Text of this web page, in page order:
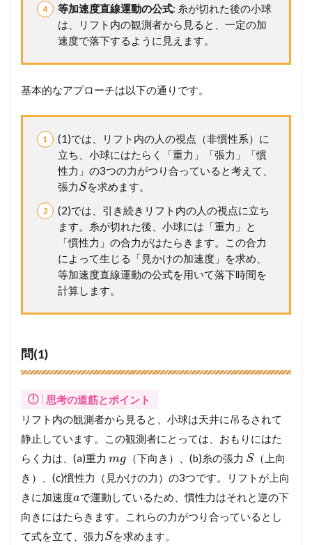
等加速度直線運動の公式: 糸が切れた後の小球
は、リフト内の観測者から見ると、一定の加
速度で落下するように見えます。
基本的なアプローチは以下の通りです。
(1)では、リフト内の人の視点（非慣性系）に
立ち、小球にはたらく「重力」「張力」「慣
性力」の3つの力がつり合っていると考えて、
張力Sを求めます。
(2)では、引き続きリフト内の人の視点に立ち
ます。糸が切れた後、小球には「重力」と
「慣性力」の合力がはたらきます。この合力
によって生じる「見かけの加速度」を求め、
等加速度直線運動の公式を用いて落下時間を
計算します。
問(1)
思考の道筋とポイント
リフト内の観測者から見ると、小球は天井に吊るされて
静止しています。この観測者にとっては、おもりにはた
らく力は、(a)重力 mg （下向き）、(b)糸の張力 S（上向
き）、(c)慣性力（見かけの力）の3つです。リフトが上向
きに加速度aで運動しているため、慣性力はそれと逆の下
向きにはたらきます。これらの力がつり合っているとし
て式を立て、張力Sを求めます。